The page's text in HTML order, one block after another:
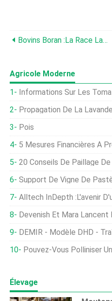
Bovins Boran :la Race La Plus Rustique Au Monde
Agricole Moderne
Informations Sur Les Tomates De Mi-Saison - Conseils
Propagation De La
Pois
5 Mesures Financières À
20 Conseils De Paillage De
Support De Vigne De Pastèque:Conseils
Alltech InDepth :L'avenir D'une Aquaculture Saine Et
Devenish Et Mara Lancent Humanativ Pour
DEMIR - Modèle DHD - Traîné
Pouvez-Vous Polliniser Une Aubergine À La
Élevage